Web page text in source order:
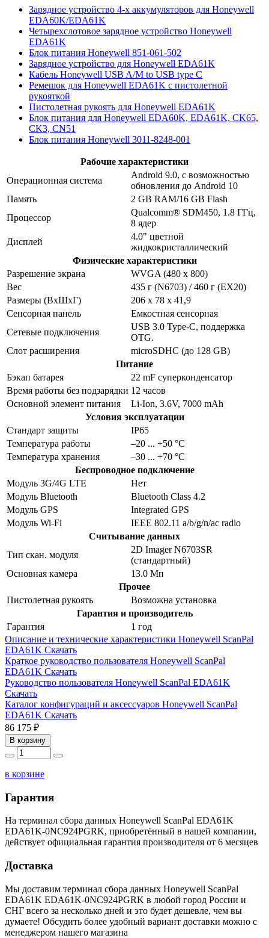
Зарядное устройство 4-х аккумуляторов для Honeywell
EDA60K/EDA61K
Четырехслотовое зарядное устройство Honeywell
EDA61K
Блок питания Honeywell 851-061-502
Зарядное устройство для Honeywell EDA61K
Кабель Honeywell USB A/M to USB type C
Ремешок для Honeywell EDA61K с пистолетной
рукояткой
Пистолетная рукоять для Honeywell EDA61K
Блок питания для Honeywell EDA60K, EDA61K, CK65,
CK3, CN51
Блок питания Honeywell 3011-8248-001
Рабочие характеристики
Операционная система
Android 9.0, с возможностью
обновления до Android 10
Память
2 GB RAM/16 GB Flash
Процессор
Qualcomm® SDM450, 1.8 ГГц,
8 ядер
Дисплей
4.0" цветной
жидкокристаллический
Физические характеристики
Разрешение экрана
WVGA (480 x 800)
Вес
435 г (N6703) / 460 г (EX20)
Размеры (ВхШхГ)
206 x 78 x 41,9
Сенсорная панель
Емкостная сенсорная
Сетевые подключения
USB 3.0 Type-C, поддержка
OTG.
Слот расширения
microSDHC (до 128 GB)
Питание
Бэкап батарея
22 mF суперконденсатор
Время работы без подзарядки 12 часов
Основной элемент питания
Li-Ion, 3.6V, 7000 mAh
Условия эксплуатации
Стандарт защиты
IP65
Температура работы
–20 ... +50 °C
Температура хранения
–30 ... +70 °C
Беспроводное подключение
Модуль 3G/4G LTE
Нет
Модуль Bluetooth
Bluetooth Class 4.2
Модуль GPS
Integrated GPS
Модуль Wi-Fi
IEEE 802.11 a/b/g/n/ac radio
Считывание данных
Тип скан. модуля
2D Imager N6703SR
(стандартный)
Основная камера
13.0 Мп
Прочее
Пистолетная рукоять
Возможна установка
Гарантия и производитель
Гарантия
1 год
Описание и технические характеристики Honeywell ScanPal
EDA61K Скачать
Краткое руководство пользователя Honeywell ScanPal
EDA61K Скачать
Руководство пользователя Honeywell ScanPal EDA61K
Скачать
Каталог конфигураций и аксессуаров Honeywell ScanPal
EDA61K Скачать
86 175 ₽
В корзину
в корзине
Гарантия
На терминал сбора данных Honeywell ScanPal EDA61K
EDA61K-0NC924PGRK, приобретённый в нашей компании,
действует официальная гарантия производителя от 6 месяцев
Доставка
Мы доставим терминал сбора данных Honeywell ScanPal
EDA61K EDA61K-0NC924PGRK в любой город России и
СНГ всего за несколько дней и это будет дешевле, чем вы
думаете! Обсудить более удобный вариант доставки можно с
менеджером нашего магазина